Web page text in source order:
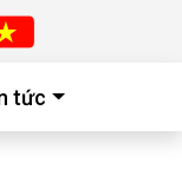
tức